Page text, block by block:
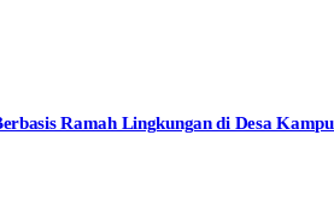
Ramah Lingkungan di Desa